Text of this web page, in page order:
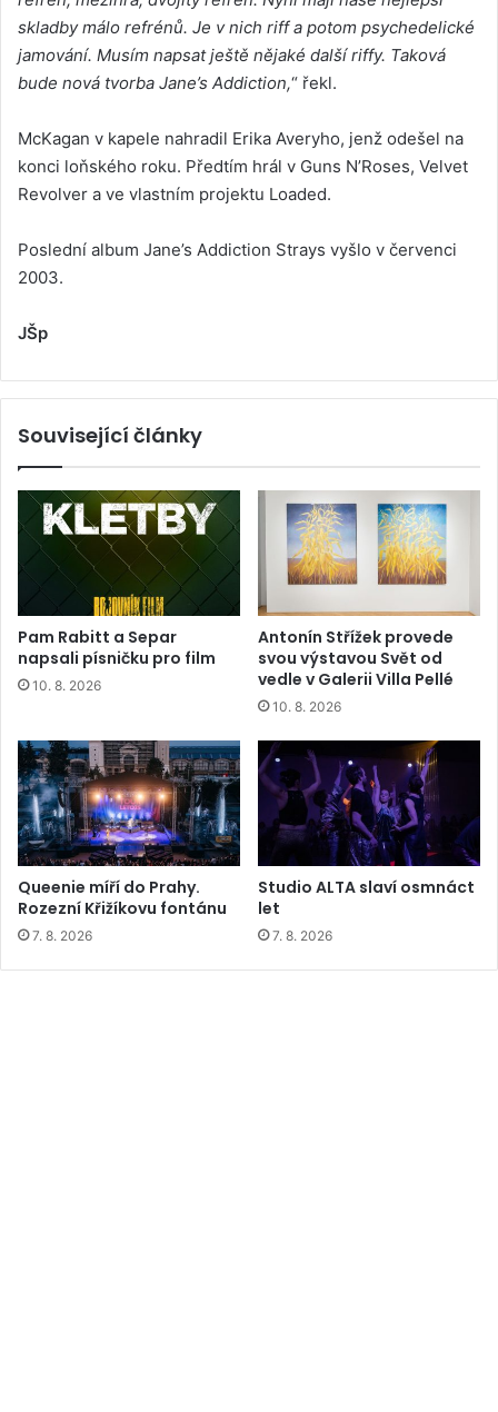
skladby málo refrénů. Je v nich riff a potom psychedelické
jamování. Musím napsat ještě nějaké další riffy. Taková
bude nová tvorba Jane’s Addiction,“ řekl.
McKagan v kapele nahradil Erika Averyho, jenž odešel na
konci loňského roku. Předtím hrál v Guns N’Roses, Velvet
Revolver a ve vlastním projektu Loaded.
Poslední album Jane’s Addiction Strays vyšlo v červenci
2003.
JŠp
Související články
Pam Rabitt a Separ
napsali písničku pro film
10. 8. 2026
Antonín Střížek provede
svou výstavou Svět od
vedle v Galerii Villa Pellé
10. 8. 2026
Queenie míří do Prahy.
Rozezní Křižíkovu fontánu
7. 8. 2026
Studio ALTA slaví osmnáct
let
7. 8. 2026